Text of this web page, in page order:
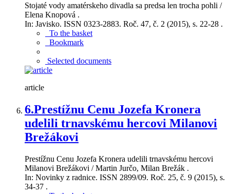
Stojaté vody amatérskeho divadla sa predsa len trocha pohli /
Elena Knopová .
In: Javisko. ISSN 0323-2883. Roč. 47, č. 2 (2015), s. 22-28 .
To the basket
Bookmark
Selected documents
article
6.Prestížnu Cenu Jozefa Kronera
udelili trnavskému hercovi Milanovi
Brežákovi
Prestížnu Cenu Jozefa Kronera udelili trnavskému hercovi
Milanovi Brežákovi / Martin Jurčo, Milan Brežák .
In: Novinky z radnice. ISSN 2899/09. Roč. 25, č. 9 (2015), s.
34-37 .